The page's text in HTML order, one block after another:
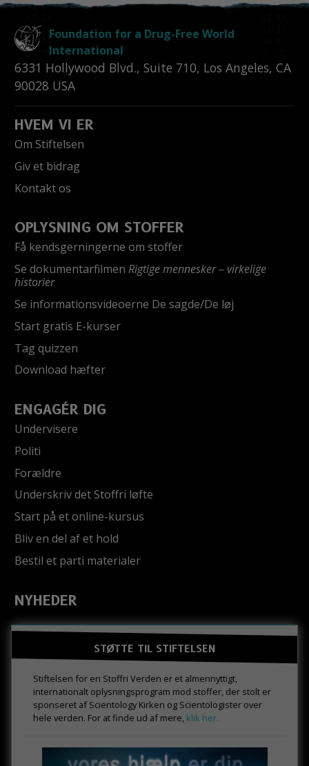
Foundation for a Drug-Free World
International
6331 Hollywood Blvd., Suite 710, Los Angeles, CA
90028 USA
HVEM VI ER
Om Stiftelsen
Giv et bidrag
Kontakt os
OPLYSNING OM STOFFER
Få kendsgerningerne om stoffer
Se dokumentarfilmen Rigtige mennesker – virkelige
historier
Se informationsvideoerne De sagde/De løj
Start gratis E-kurser
Tag quizzen
Download hæfter
ENGAGÉR DIG
Undervisere
Politi
Forældre
Underskriv det Stoffri løfte
Start på et online-kursus
Bliv en del af et hold
Bestil et parti materialer
NYHEDER
STØTTE TIL STIFTELSEN
Stiftelsen for en Stoffri Verden er et almennyttigt,
internationalt oplysningsprogram mod stoffer, der stolt er
sponseret af Scientology Kirken og Scientologister over
hele verden. For at finde ud af mere, klik her.